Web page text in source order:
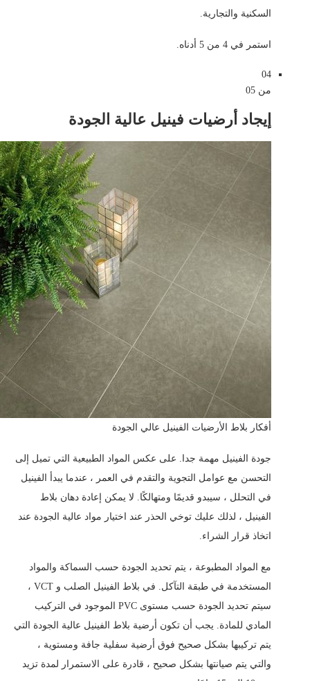
السكنية والتجارية.
استمر في 4 من 5 أدناه.
04
من 05
إيجاد أرضيات فينيل عالية الجودة
أفكار بلاط الأرضيات الفينيل عالي الجودة
جودة الفينيل مهمة جدا. على عكس المواد الطبيعية التي تميل إلى
التحسن مع عوامل التجوية والتقدم في العمر ، عندما يبدأ الفينيل
في التحلل ، سيبدو قديمًا ومتهالكًا. لا يمكن إعادة دهان بلاط
الفينيل ، لذلك عليك توخي الحذر عند اختيار مواد عالية الجودة عند
اتخاذ قرار الشراء.
مع المواد المطبوعة ، يتم تحديد الجودة حسب السماكة والمواد
المستخدمة في طبقة التآكل. في بلاط الفينيل الصلب و VCT ،
سيتم تحديد الجودة حسب مستوى PVC الموجود في التركيب
المادي للمادة. يجب أن تكون أرضية بلاط الفينيل عالية الجودة التي
يتم تركيبها بشكل صحيح فوق أرضية سفلية جافة ومستوية ،
والتي يتم صيانتها بشكل صحيح ، قادرة على الاستمرار لمدة تزيد